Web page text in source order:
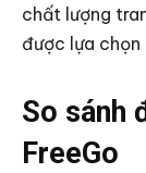
chất lượng
được lựa chọn
So sánh
FreeGo